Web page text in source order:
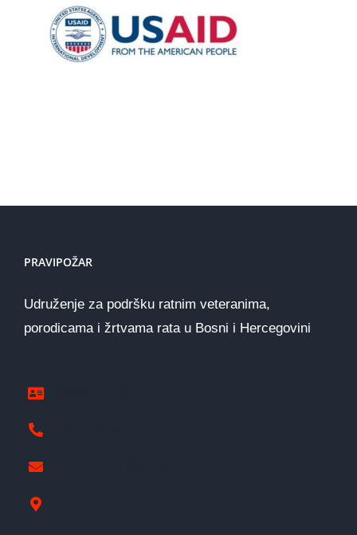
PRAVIPOŽAR
Udruženje za podršku ratnim veteranima,
porodicama i žrtvama rata u Bosni i Hercegovini